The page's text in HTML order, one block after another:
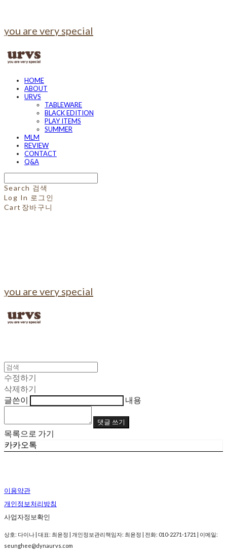
you are very special
HOME
ABOUT
URVS
TABLEWARE
BLACK EDITION
PLAY ITEMS
SUMMER
MLM
REVIEW
CONTACT
Q&A
Search 검색
Log In 로그인
Cart 장바구니
you are very special
수정하기
삭제하기
글쓴이
내용
댓글 쓰기
목록으로 가기
카카오톡
이용약관
개인정보처리방침
사업자정보확인
상호: 다이나 | 대표: 최윤정 | 개인정보관리책임자: 최윤정 | 전화: 010-2271-1721 | 이메일:
seunghee@dynaurvs.com